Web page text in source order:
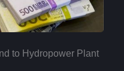
to Hydropower Plant